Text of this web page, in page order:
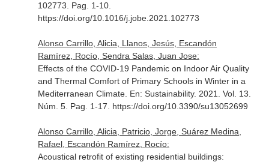
102773. Pag. 1-10.
https://doi.org/10.1016/j.jobe.2021.102773
Alonso Carrillo, Alicia, Llanos, Jesús, Escandón
Ramírez, Rocío, Sendra Salas, Juan Jose:
Effects of the COVID-19 Pandemic on Indoor Air Quality
and Thermal Comfort of Primary Schools in Winter in a
Mediterranean Climate. En: Sustainability. 2021. Vol. 13.
Núm. 5. Pag. 1-17. https://doi.org/10.3390/su13052699
Alonso Carrillo, Alicia, Patricio, Jorge, Suárez Medina,
Rafael, Escandón Ramírez, Rocío:
Acoustical retrofit of existing residential buildings: